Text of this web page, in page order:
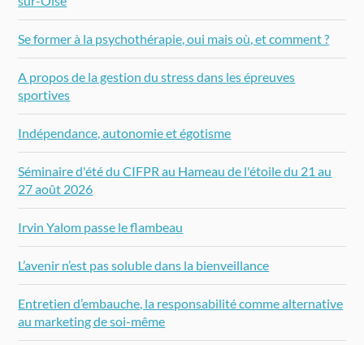
Se former à la psychothérapie, oui mais où, et comment ?
A propos de la gestion du stress dans les épreuves
sportives
Indépendance, autonomie et égotisme
Séminaire d'été du CIFPR au Hameau de l'étoile du 21 au
27 août 2026
Irvin Yalom passe le flambeau
L’avenir n’est pas soluble dans la bienveillance
Entretien d’embauche, la responsabilité comme alternative
au marketing de soi-même